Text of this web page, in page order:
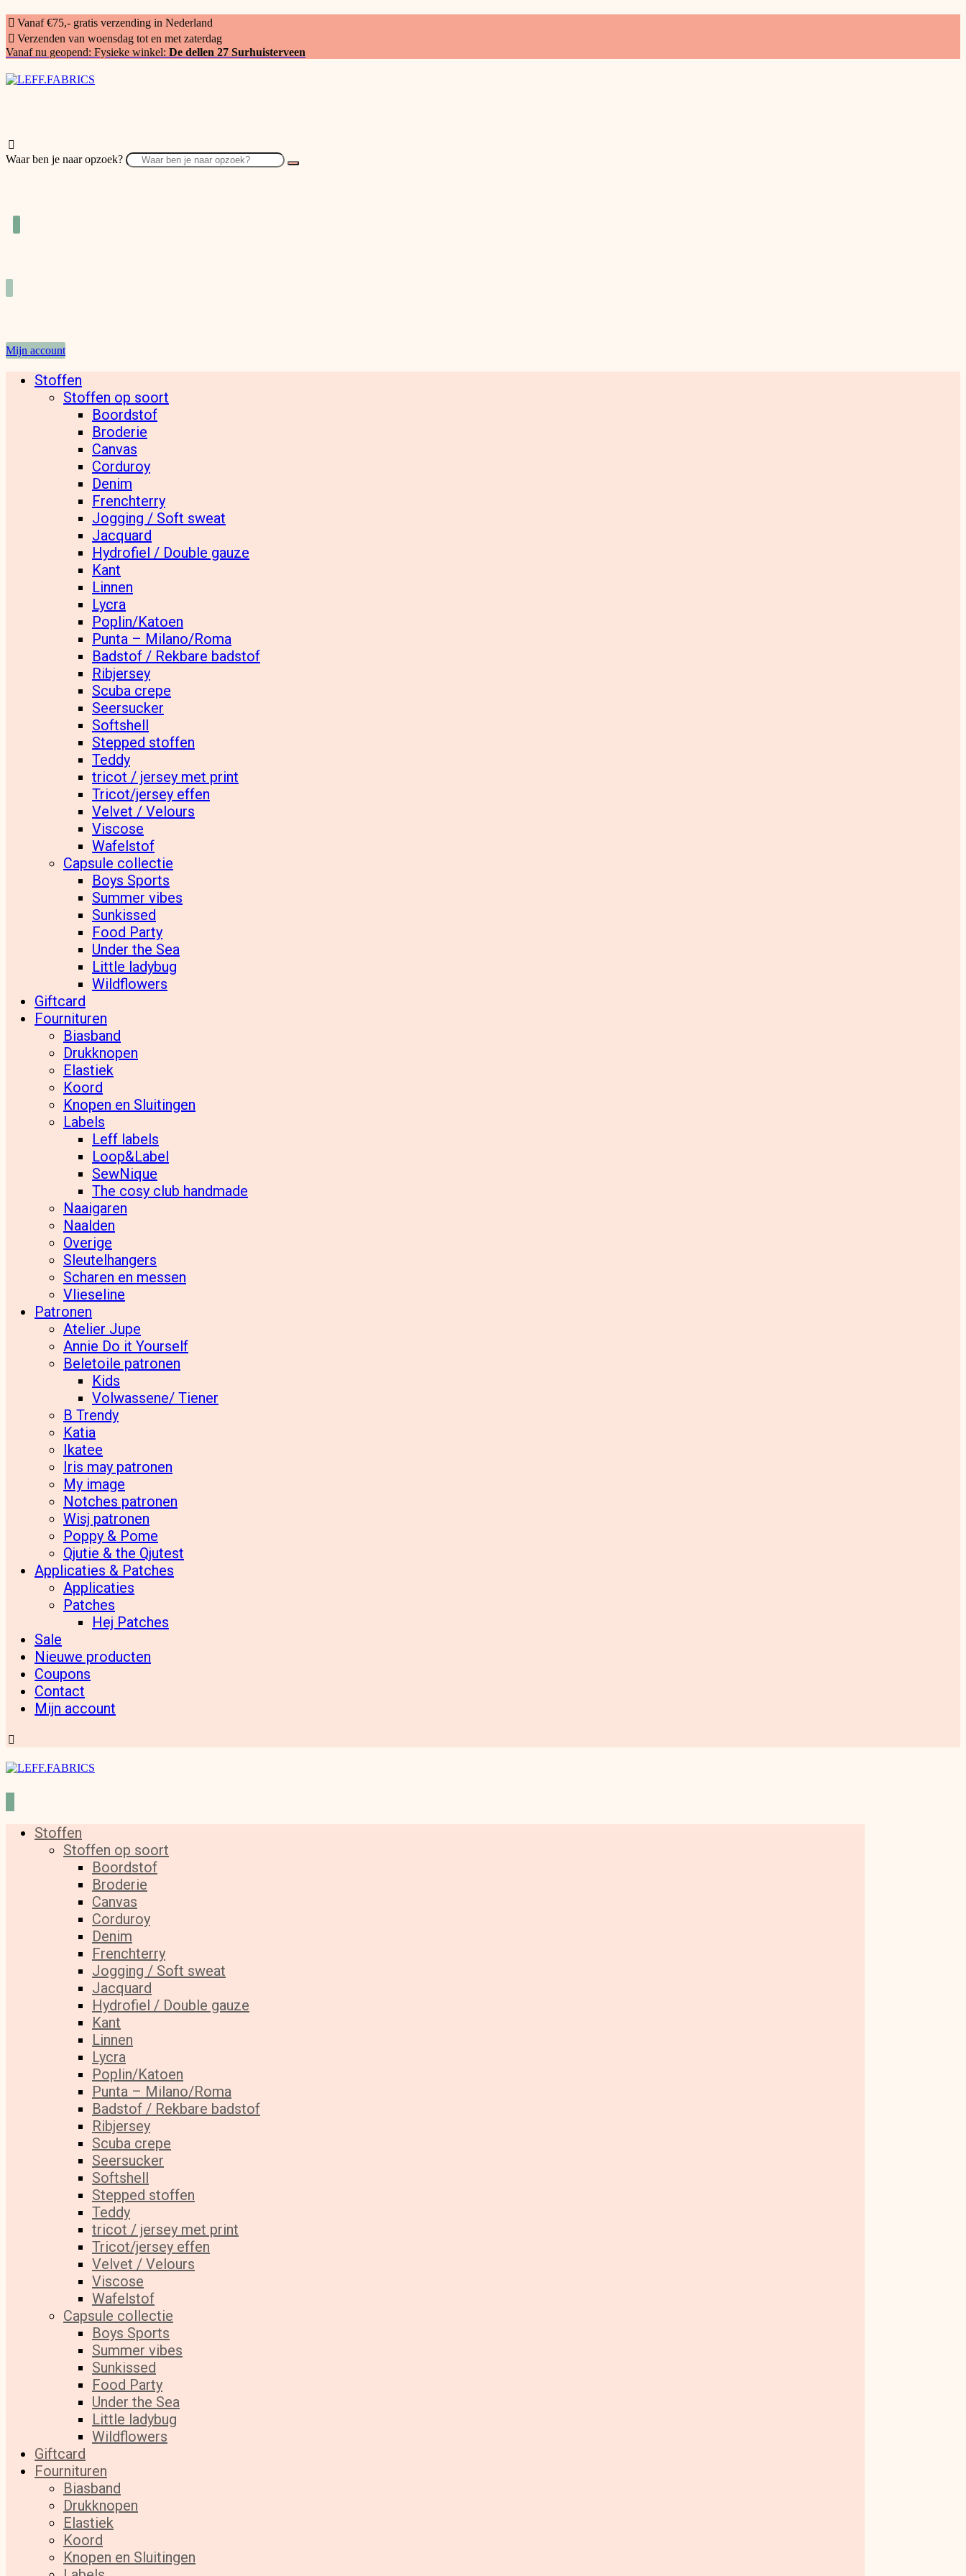
Vanaf €75,- gratis verzending in Nederland
Verzenden van woensdag tot en met zaterdag
Vanaf nu geopend: Fysieke winkel: De dellen 27 Surhuisterveen
Waar ben je naar opzoek?
Mijn account
Stoffen
Stoffen op soort
Boordstof
Broderie
Canvas
Corduroy
Denim
Frenchterry
Jogging / Soft sweat
Jacquard
Hydrofiel / Double gauze
Kant
Linnen
Lycra
Poplin/Katoen
Punta – Milano/Roma
Badstof / Rekbare badstof
Ribjersey
Scuba crepe
Seersucker
Softshell
Stepped stoffen
Teddy
tricot / jersey met print
Tricot/jersey effen
Velvet / Velours
Viscose
Wafelstof
Capsule collectie
Boys Sports
Summer vibes
Sunkissed
Food Party
Under the Sea
Little ladybug
Wildflowers
Giftcard
Fournituren
Biasband
Drukknopen
Elastiek
Koord
Knopen en Sluitingen
Labels
Leff labels
Loop&Label
SewNique
The cosy club handmade
Naaigaren
Naalden
Overige
Sleutelhangers
Scharen en messen
Vlieseline
Patronen
Atelier Jupe
Annie Do it Yourself
Beletoile patronen
Kids
Volwassene/ Tiener
B Trendy
Katia
Ikatee
Iris may patronen
My image
Notches patronen
Wisj patronen
Poppy & Pome
Qjutie & the Qjutest
Applicaties & Patches
Applicaties
Patches
Hej Patches
Sale
Nieuwe producten
Coupons
Contact
Mijn account
Stoffen
Stoffen op soort
Boordstof
Broderie
Canvas
Corduroy
Denim
Frenchterry
Jogging / Soft sweat
Jacquard
Hydrofiel / Double gauze
Kant
Linnen
Lycra
Poplin/Katoen
Punta – Milano/Roma
Badstof / Rekbare badstof
Ribjersey
Scuba crepe
Seersucker
Softshell
Stepped stoffen
Teddy
tricot / jersey met print
Tricot/jersey effen
Velvet / Velours
Viscose
Wafelstof
Capsule collectie
Boys Sports
Summer vibes
Sunkissed
Food Party
Under the Sea
Little ladybug
Wildflowers
Giftcard
Fournituren
Biasband
Drukknopen
Elastiek
Koord
Knopen en Sluitingen